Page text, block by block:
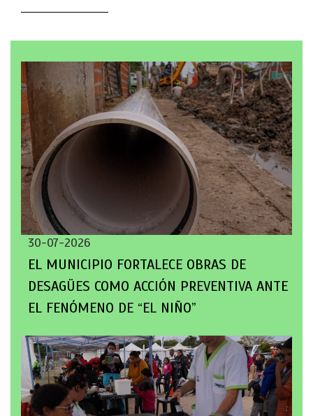
30-07-2026
EL MUNICIPIO FORTALECE OBRAS DE
DESAGÜES COMO ACCIÓN PREVENTIVA ANTE
EL FENÓMENO DE “EL NIÑO”